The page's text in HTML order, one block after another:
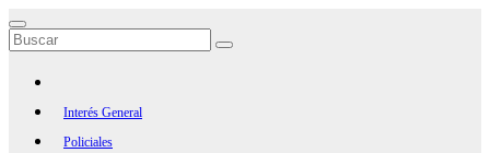
Saltar
al
contenido
Interés General
Policiales